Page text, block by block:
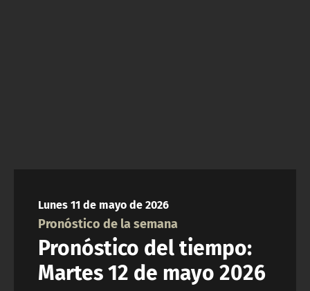
Lunes 11 de mayo de 2026
Pronóstico de la semana
Pronóstico del tiempo:
Martes 12 de mayo 2026